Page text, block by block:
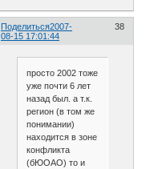
Поделиться 38
2007-
08-15 17:01:44
просто 2002 тоже
уже почти 6 лет
назад был. а т.к.
регион (в том же
понимании)
находится в зоне
конфликта
(бЮОАО) то и